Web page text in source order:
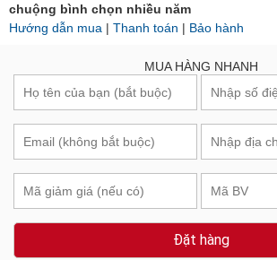
chuộng bình chọn nhiều năm
Hướng dẫn mua | Thanh toán | Bảo hành
MUA HÀNG NHANH
Đặt hàng